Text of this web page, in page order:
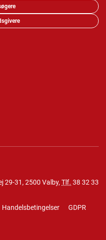
29-31, 2500 Valby, Tlf. 38 32 33
Handelsbetingelser
GDPR